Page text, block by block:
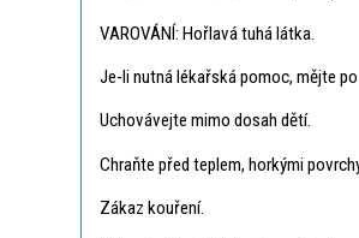
VAROVÁNÍ: Hořlavá tuhá látka.
Je-li nutná lékařská pomoc, mějte
Uchovávejte mimo dosah dětí.
Chraňte před teplem, horkými
Zákaz kouření.